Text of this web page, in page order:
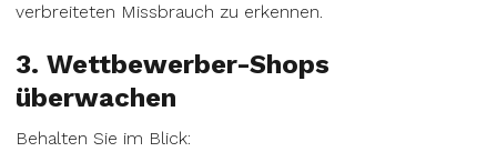
verbreiteten Missbrauch zu erkennen.
3. Wettbewerber-Shops
überwachen
Behalten Sie im Blick: